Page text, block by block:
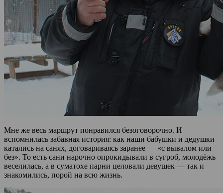
Мне же весь маршрут понравился безоговорочно. И
вспомнилась забавная история: как наши бабушки и дедушки
катались на санях, договариваясь заранее — «с вывалом или
без». То есть сани нарочно опрокидывали в сугроб, молодёжь
веселилась, а в суматохе парни целовали девушек — так и
знакомились, порой на всю жизнь.